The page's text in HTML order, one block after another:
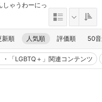
しゃうわーにっ
新順 人気順 評価順 50
・「LGBTQ＋」関連コンテンツ